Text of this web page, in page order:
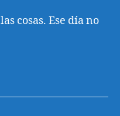
cosas. Ese día no